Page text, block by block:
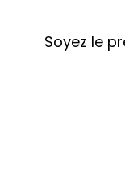
Soyez le